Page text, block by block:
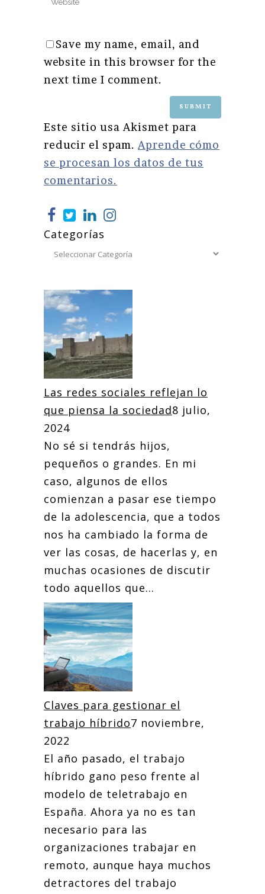
Save my name, email, and
website in this browser for the
next time I comment.
Este sitio usa Akismet para
reducir el spam. Aprende cómo
se procesan los datos de tus
comentarios.
Categorías
Las redes sociales reflejan lo
que piensa la sociedad8 julio,
2024
No sé si tendrás hijos,
pequeños o grandes. En mi
caso, algunos de ellos
comienzan a pasar ese tiempo
de la adolescencia, que a todos
nos ha cambiado la forma de
ver las cosas, de hacerlas y, en
muchas ocasiones de discutir
todo aquellos que...
Claves para gestionar el
trabajo híbrido7 noviembre,
2022
El año pasado, el trabajo
híbrido gano peso frente al
modelo de teletrabajo en
España. Ahora ya no es tan
necesario para las
organizaciones trabajar en
remoto, aunque haya muchos
detractores del trabajo